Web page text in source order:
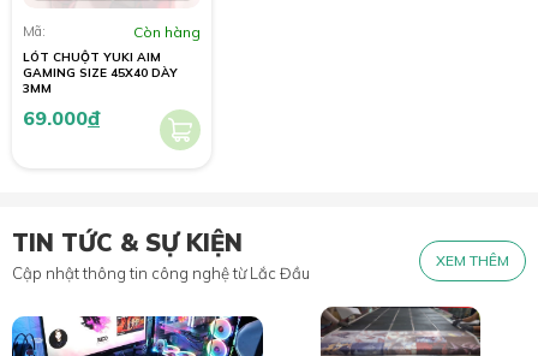
Mã: Còn hàng
LÓT CHUỘT YUKI AIM
GAMING SIZE 45X40 DÀY
3MM
69.000đ
TIN TỨC & SỰ KIỆN
Cập nhật thông tin công nghệ từ Lắc Đầu
XEM THÊM